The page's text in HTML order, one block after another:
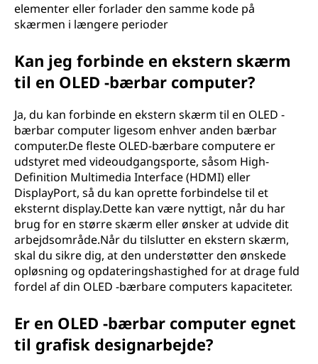
elementer eller forlader den samme kode på
skærmen i længere perioder
Kan jeg forbinde en ekstern skærm
til en OLED -bærbar computer?
Ja, du kan forbinde en ekstern skærm til en OLED -
bærbar computer ligesom enhver anden bærbar
computer.De fleste OLED-bærbare computere er
udstyret med videoudgangsporte, såsom High-
Definition Multimedia Interface (HDMI) eller
DisplayPort, så du kan oprette forbindelse til et
eksternt display.Dette kan være nyttigt, når du har
brug for en større skærm eller ønsker at udvide dit
arbejdsområde.Når du tilslutter en ekstern skærm,
skal du sikre dig, at den understøtter den ønskede
opløsning og opdateringshastighed for at drage fuld
fordel af din OLED -bærbare computers kapaciteter.
Er en OLED -bærbar computer egnet
til grafisk designarbejde?